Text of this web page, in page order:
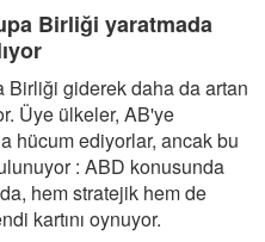
Birliği yaratmada
giderek daha da artan
Üye ülkeler, AB'ye
hücum ediyorlar, ancak bu
: ABD konusunda
hem stratejik hem de
kartını oynuyor.